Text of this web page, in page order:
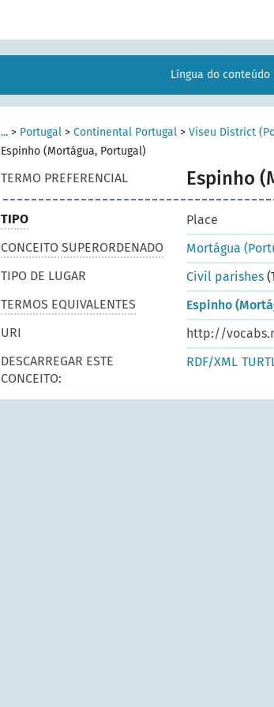
Língua do conteúdo
... > Portugal > Continental Portugal > Viseu District
Espinho (Mortágua, Portugal)
TERMO PREFERENCIAL Espinho
TIPO
Place
CONCEITO SUPERORDENADO
Mortágua
TIPO DE LUGAR
Civil parishes
TERMOS EQUIVALENTES
Espinho
URI
http://
DESCARREGAR ESTE
CONCEITO:
RDF/XML